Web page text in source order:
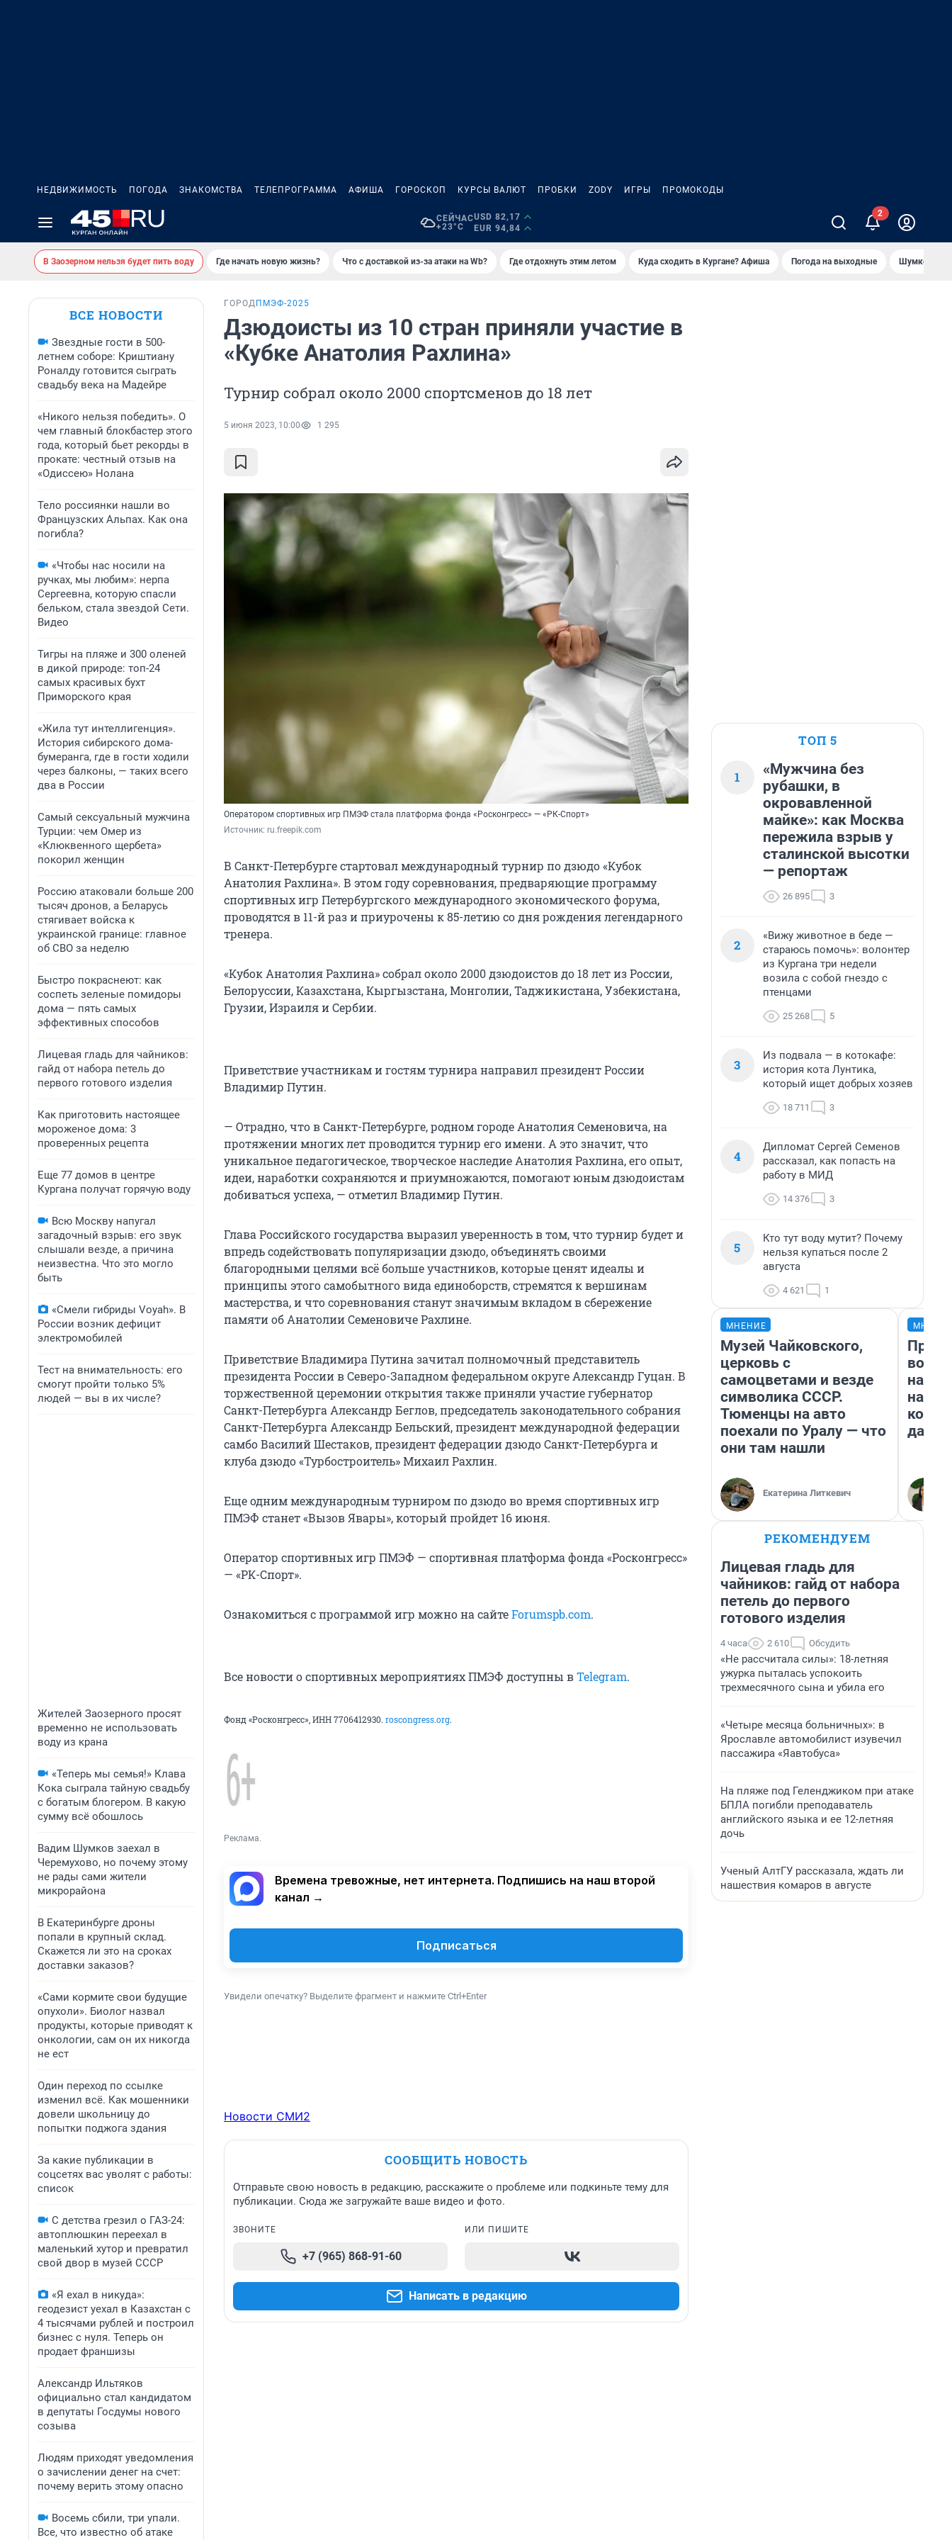
НЕДВИЖИМОСТЬ ПОГОДА ЗНАКОМСТВА ТЕЛЕПРОГРАММА АФИША ГОРОСКОП КУРСЫ ВАЛЮТ ПРОБКИ ZODY ИГРЫ ПРОМОКОДЫ
СЕЙЧАС
+23°C
USD 82,17
EUR 94,84
В Заозерном нельзя будет пить воду Где начать новую жизнь? Что с доставкой из-за атаки на Wb? Где отдохнуть этим летом Куда сходить в Кургане? Афиша Погода на выходные Шумков в
ВСЕ НОВОСТИ
Звездные гости в 500-
летнем соборе: Криштиану
Роналду готовится сыграть
свадьбу века на Мадейре
«Никого нельзя победить». О
чем главный блокбастер этого
года, который бьет рекорды в
прокате: честный отзыв на
«Одиссею» Нолана
Тело россиянки нашли во
Французских Альпах. Как она
погибла?
«Чтобы нас носили на
ручках, мы любим»: нерпа
Сергеевна, которую спасли
бельком, стала звездой Сети.
Видео
Тигры на пляже и 300 оленей
в дикой природе: топ-24
самых красивых бухт
Приморского края
«Жила тут интеллигенция».
История сибирского дома-
бумеранга, где в гости ходили
через балконы, — таких всего
два в России
Самый сексуальный мужчина
Турции: чем Омер из
«Клюквенного щербета»
покорил женщин
Россию атаковали больше 200
тысяч дронов, а Беларусь
стягивает войска к
украинской границе: главное
об СВО за неделю
Быстро покраснеют: как
соспеть зеленые помидоры
дома — пять самых
эффективных способов
Лицевая гладь для чайников:
гайд от набора петель до
первого готового изделия
Как приготовить настоящее
мороженое дома: 3
проверенных рецепта
Еще 77 домов в центре
Кургана получат горячую воду
Всю Москву напугал
загадочный взрыв: его звук
слышали везде, а причина
неизвестна. Что это могло
быть
«Смели гибриды Voyah». В
России возник дефицит
электромобилей
Тест на внимательность: его
смогут пройти только 5%
людей — вы в их числе?
Жителей Заозерного просят
временно не использовать
воду из крана
«Теперь мы семья!» Клава
Кока сыграла тайную свадьбу
с богатым блогером. В какую
сумму всё обошлось
Вадим Шумков заехал в
Черемухово, но почему этому
не рады сами жители
микрорайона
В Екатеринбурге дроны
попали в крупный склад.
Скажется ли это на сроках
доставки заказов?
«Сами кормите свои будущие
опухоли». Биолог назвал
продукты, которые приводят к
онкологии, сам он их никогда
не ест
Один переход по ссылке
изменил всё. Как мошенники
довели школьницу до
попытки поджога здания
За какие публикации в
соцсетях вас уволят с работы:
список
С детства грезил о ГАЗ-24:
автоплюшкин переехал в
маленький хутор и превратил
свой двор в музей СССР
«Я ехал в никуда»:
геодезист уехал в Казахстан с
4 тысячами рублей и построил
бизнес с нуля. Теперь он
продает франшизы
Александр Ильтяков
официально стал кандидатом
в депутаты Госдумы нового
созыва
Людям приходят уведомления
о зачислении денег на счет:
почему верить этому опасно
Восемь сбили, три упали.
Все, что известно об атаке
ГОРОД ПМЭФ-2025
Дзюдоисты из 10 стран приняли участие в
«Кубке Анатолия Рахлина»
Турнир собрал около 2000 спортсменов до 18 лет
5 июня 2023, 10:00 1 295
Оператором спортивных игр ПМЭФ стала платформа фонда «Росконгресс» — «РК-Спорт»
Источник: ru.freepik.com
В Санкт-Петербурге стартовал международный турнир по дзюдо «Кубок
Анатолия Рахлина». В этом году соревнования, предваряющие программу
спортивных игр Петербургского международного экономического форума,
проводятся в 11-й раз и приурочены к 85-летию со дня рождения легендарного
тренера.
«Кубок Анатолия Рахлина» собрал около 2000 дзюдоистов до 18 лет из России,
Белоруссии, Казахстана, Кыргызстана, Монголии, Таджикистана, Узбекистана,
Грузии, Израиля и Сербии.
Приветствие участникам и гостям турнира направил президент России
Владимир Путин.
— Отрадно, что в Санкт-Петербурге, родном городе Анатолия Семеновича, на
протяжении многих лет проводится турнир его имени. А это значит, что
уникальное педагогическое, творческое наследие Анатолия Рахлина, его опыт,
идеи, наработки сохраняются и приумножаются, помогают юным дзюдоистам
добиваться успеха, — отметил Владимир Путин.
Глава Российского государства выразил уверенность в том, что турнир будет и
впредь содействовать популяризации дзюдо, объединять своими
благородными целями всё больше участников, которые ценят идеалы и
принципы этого самобытного вида единоборств, стремятся к вершинам
мастерства, и что соревнования станут значимым вкладом в сбережение
памяти об Анатолии Семеновиче Рахлине.
Приветствие Владимира Путина зачитал полномочный представитель
президента России в Северо-Западном федеральном округе Александр Гуцан. В
торжественной церемонии открытия также приняли участие губернатор
Санкт-Петербурга Александр Беглов, председатель законодательного собрания
Санкт-Петербурга Александр Бельский, президент международной федерации
самбо Василий Шестаков, президент федерации дзюдо Санкт-Петербурга и
клуба дзюдо «Турбостроитель» Михаил Рахлин.
Еще одним международным турниром по дзюдо во время спортивных игр
ПМЭФ станет «Вызов Явары», который пройдет 16 июня.
Оператор спортивных игр ПМЭФ — спортивная платформа фонда «Росконгресс»
— «РК-Спорт».
Ознакомиться с программой игр можно на сайтеForumspb.com.
Все новости о спортивных мероприятиях ПМЭФ доступны вTelegram.
Фонд «Росконгресс», ИНН 7706412930. roscongress.org.
Реклама.
Времена тревожные, нет интернета. Подпишись на наш второй
канал →
Подписаться
Увидели опечатку? Выделите фрагмент и нажмите Ctrl+Enter
Новости СМИ2
СООБЩИТЬ НОВОСТЬ
Отправьте свою новость в редакцию, расскажите о проблеме или подкиньте тему для
публикации. Сюда же загружайте ваше видео и фото.
ЗВОНИТЕ
+7 (965) 868-91-60
ИЛИ ПИШИТЕ
Написать в редакцию
ТОП 5
1
«Мужчина без
рубашки, в
окровавленной
майке»: как Москва
пережила взрыв у
сталинской высотки
— репортаж
26 895 3
2
«Вижу животное в беде —
стараюсь помочь»: волонтер
из Кургана три недели
возила с собой гнездо с
птенцами
25 268 5
3
Из подвала — в котокафе:
история кота Лунтика,
который ищет добрых хозяев
18 711 3
4
Дипломат Сергей Семенов
рассказал, как попасть на
работу в МИД
14 376 3
5
Кто тут воду мутит? Почему
нельзя купаться после 2
августа
4 621 1
МНЕНИЕ
Музей Чайковского,
церковь с
самоцветами и везде
символика СССР.
Тюменцы на авто
поехали по Уралу — что
они там нашли
Екатерина Литкевич
нам
даже
РЕКОМЕНДУЕМ
Лицевая гладь для
чайников: гайд от набора
петель до первого
готового изделия
4 часа 2 610 Обсудить
«Не рассчитала силы»: 18-летняя
ужурка пыталась успокоить
трехмесячного сына и убила его
«Четыре месяца больничных»: в
Ярославле автомобилист изувечил
пассажира «Яавтобуса»
На пляже под Геленджиком при атаке
БПЛА погибли преподаватель
английского языка и ее 12-летняя
дочь
Ученый АлтГУ рассказала, ждать ли
нашествия комаров в августе